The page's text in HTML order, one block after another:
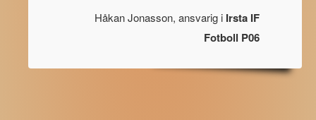
Håkan Jonasson, ansvarig i Irsta IF
Fotboll P06